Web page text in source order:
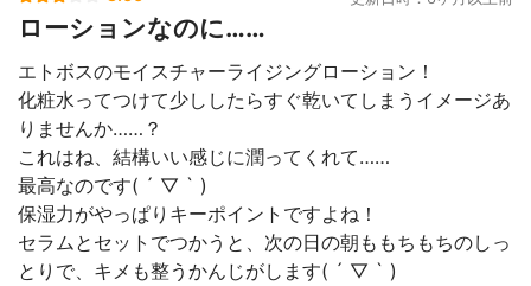
ローションなのに……
エトボスのモイスチャーライジングローション！
化粧水ってつけて少ししたらすぐ乾いてしまうイメージあ
りませんか……？
これはね、結構いい感じに潤ってくれて……
最高なのです( ´ ▽ ` )
保湿力がやっぱりキーポイントですよね！
セラムとセットでつかうと、次の日の朝ももちもちのしっ
とりで、キメも整うかんじがします( ´ ▽ ` )